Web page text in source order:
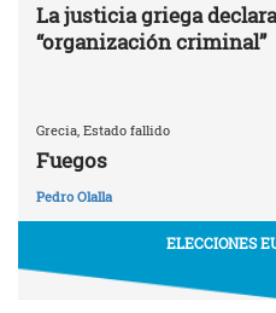
La justicia griega
“organización criminal”
Grecia, Estado fallido
Fuegos
Pedro Olalla
ELECCIONES